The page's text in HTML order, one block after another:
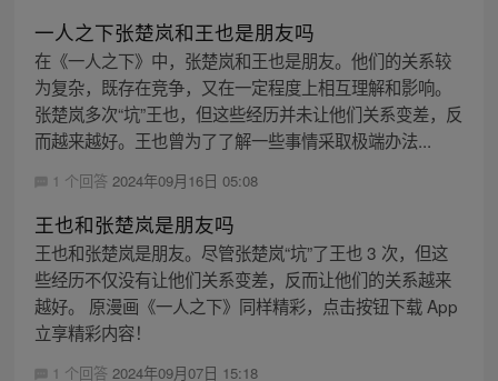
一人之下张楚岚和王也是朋友吗
在《一人之下》中，张楚岚和王也是朋友。他们的关系较
为复杂，既存在竞争，又在一定程度上相互理解和影响。
张楚岚多次“坑”王也，但这些经历并未让他们关系变差，反
而越来越好。王也曾为了了解一些事情采取极端办法...
1 个回答 2024年09月16日 05:08
王也和张楚岚是朋友吗
王也和张楚岚是朋友。尽管张楚岚“坑”了王也 3 次，但这
些经历不仅没有让他们关系变差，反而让他们的关系越来
越好。 原漫画《一人之下》同样精彩，点击按钮下载 App
立享精彩内容！
1 个回答 2024年09月07日 15:18